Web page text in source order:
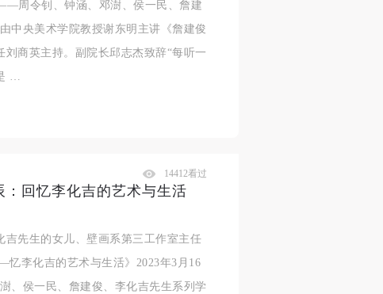
周令钊、钟涵、邓澍、侯一民、詹建
中央美术学院教授谢东明主讲《詹建俊
商英主持。副院长邱志杰致辞“每听一
…
：回忆李化吉的艺术与生活
14412看过
先生的女儿、壁画系第三工作室主任
李化吉的艺术与生活》2023年3月16
、侯一民、詹建俊、李化吉先生系列学